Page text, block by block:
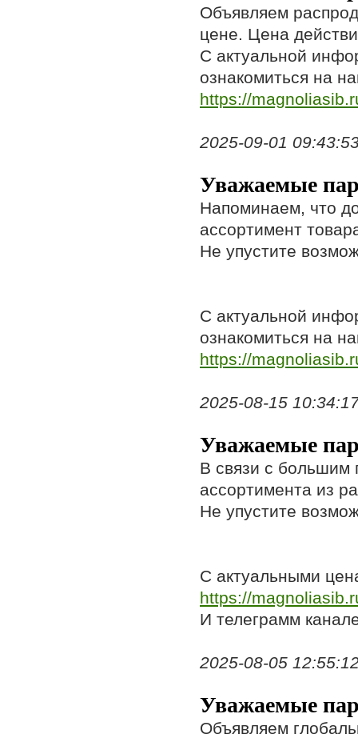
Объявляем
цене. Цена
С актуальной
ознакомиться на
https://
2025-09-01
Уважаемые
Напоминаем, что
ассортимент
Не упустите
С актуальной
ознакомиться на
https://
2025-08-15
Уважаемые
В связи с большим
ассортимента из
Не упустите
С актуальными
https://
И телеграмм
2025-08-05
Уважаемые
Объявляем